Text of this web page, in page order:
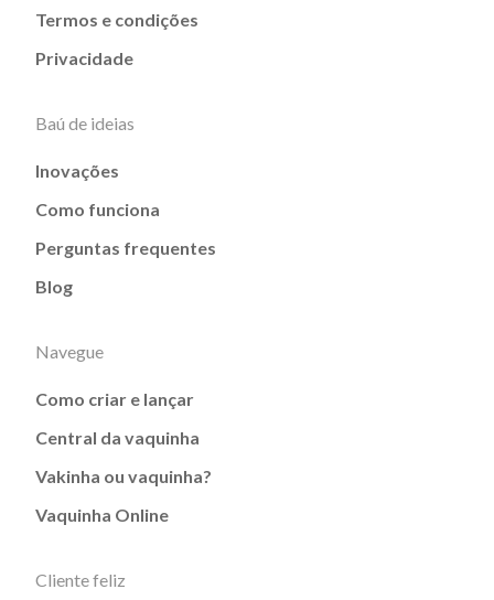
Termos e condições
Privacidade
Baú de ideias
Inovações
Como funciona
Perguntas frequentes
Blog
Navegue
Como criar e lançar
Central da vaquinha
Vakinha ou vaquinha?
Vaquinha Online
Cliente feliz